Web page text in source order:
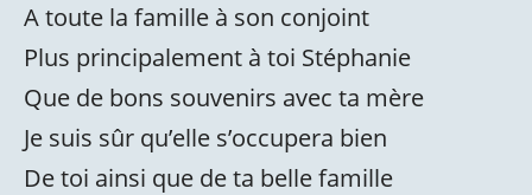
A toute la famille à son conjoint
Plus principalement à toi Stéphanie
Que de bons souvenirs avec ta mère
Je suis sûr qu’elle s’occupera bien
De toi ainsi que de ta belle famille